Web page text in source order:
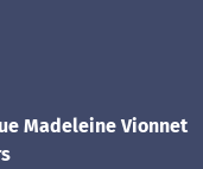
Madeleine Vionnet